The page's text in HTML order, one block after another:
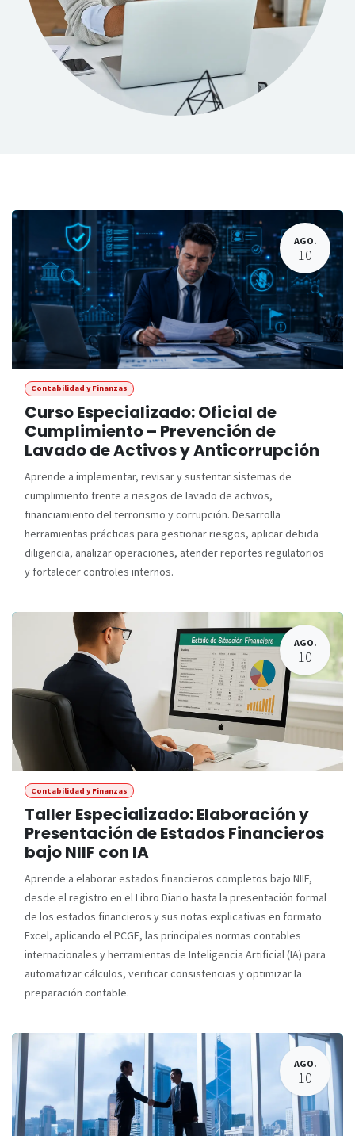
AGO.
10
Contabilidad y Finanzas
Curso Especializado: Oficial de
Cumplimiento – Prevención de
Lavado de Activos y Anticorrupción
Aprende a implementar, revisar y sustentar sistemas de
cumplimiento frente a riesgos de lavado de activos,
financiamiento del terrorismo y corrupción. Desarrolla
herramientas prácticas para gestionar riesgos, aplicar debida
diligencia, analizar operaciones, atender reportes regulatorios
y fortalecer controles internos.
AGO.
10
Contabilidad y Finanzas
Taller Especializado: Elaboración y
Presentación de Estados Financieros
bajo NIIF con IA
Aprende a elaborar estados financieros completos bajo NIIF,
desde el registro en el Libro Diario hasta la presentación formal
de los estados financieros y sus notas explicativas en formato
Excel, aplicando el PCGE, las principales normas contables
internacionales y herramientas de Inteligencia Artificial (IA) para
automatizar cálculos, verificar consistencias y optimizar la
preparación contable.
AGO.
10